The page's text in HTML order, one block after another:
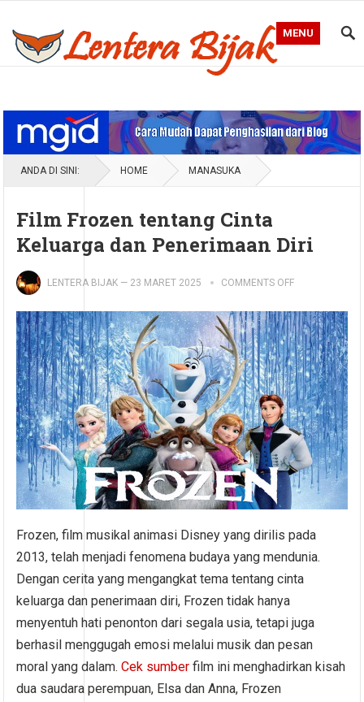
MENU
ANDA DI SINI: HOME MANASUKA
Film Frozen tentang Cinta
Keluarga dan Penerimaan Diri
LENTERA BIJAK — 23 MARET 2025 COMMENTS OFF
Frozen, film musikal animasi Disney yang dirilis pada
2013, telah menjadi fenomena budaya yang mendunia.
Dengan cerita yang mengangkat tema tentang cinta
keluarga dan penerimaan diri, Frozen tidak hanya
menyentuh hati penonton dari segala usia, tetapi juga
berhasil menggugah emosi melalui musik dan pesan
moral yang dalam.Cek sumber film ini menghadirkan kisah
dua saudara perempuan, Elsa dan Anna, Frozen